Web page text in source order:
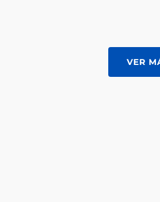
VER